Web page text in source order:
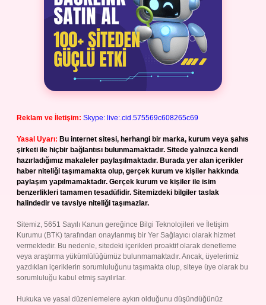
Reklam ve İletişim: Skype: live:.cid.575569c608265c69
Yasal Uyarı: Bu internet sitesi, herhangi bir marka, kurum veya şahıs
şirketi ile hiçbir bağlantısı bulunmamaktadır. Sitede yalnızca kendi
hazırladığımız makaleler paylaşılmaktadır. Burada yer alan içerikler
haber niteliği taşımamakta olup, gerçek kurum ve kişiler hakkında
paylaşım yapılmamaktadır. Gerçek kurum ve kişiler ile isim
benzerlikleri tamamen tesadüfidir. Sitemizdeki bilgiler taslak
halindedir ve tavsiye niteliği taşımazlar.
Sitemiz, 5651 Sayılı Kanun gereğince Bilgi Teknolojileri ve İletişim
Kurumu (BTK) tarafından onaylanmış bir Yer Sağlayıcı olarak hizmet
vermektedir. Bu nedenle, sitedeki içerikleri proaktif olarak denetleme
veya araştırma yükümlülüğümüz bulunmamaktadır. Ancak, üyelerimiz
yazdıkları içeriklerin sorumluluğunu taşımakta olup, siteye üye olarak bu
sorumluluğu kabul etmiş sayılırlar.
Hukuka ve yasal düzenlemelere aykırı olduğunu düşündüğünüz